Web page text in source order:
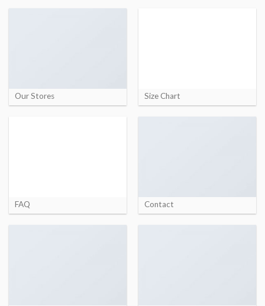
Our Stores Size Chart
FAQ Contact